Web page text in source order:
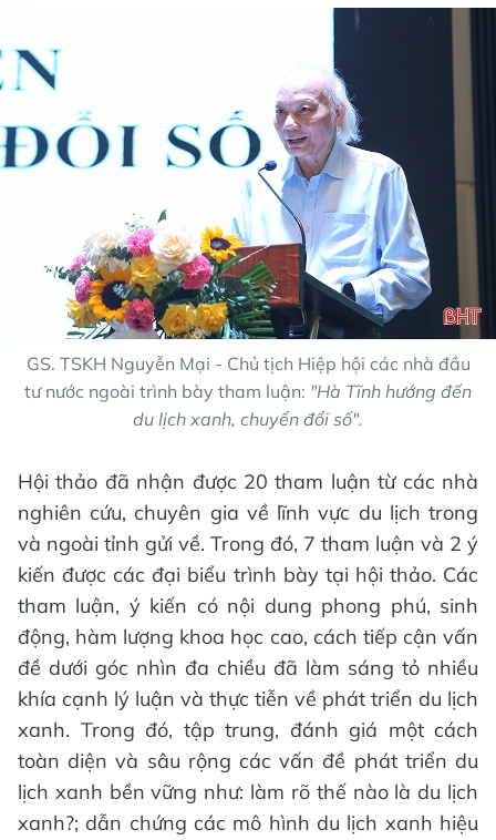
GS. TSKH Nguyễn Mại - Chủ tịch Hiệp hội các nhà đầu
tư nước ngoài trình bày tham luận: "Hà Tĩnh hướng đến
du lịch xanh, chuyển đổi số".
Hội thảo đã nhận được 20 tham luận từ các nhà
nghiên cứu, chuyên gia về lĩnh vực du lịch trong
và ngoài tỉnh gửi về. Trong đó, 7 tham luận và 2 ý
kiến được các đại biểu trình bày tại hội thảo. Các
tham luận, ý kiến có nội dung phong phú, sinh
động, hàm lượng khoa học cao, cách tiếp cận vấn
đề dưới góc nhìn đa chiều đã làm sáng tỏ nhiều
khía cạnh lý luận và thực tiễn về phát triển du lịch
xanh. Trong đó, tập trung, đánh giá một cách
toàn diện và sâu rộng các vấn đề phát triển du
lịch xanh bền vững như: làm rõ thế nào là du lịch
xanh?; dẫn chứng các mô hình du lịch xanh hiệu